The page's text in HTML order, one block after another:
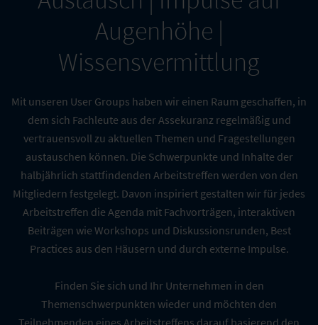
Augenhöhe |
Wissensvermittlung
Mit unseren User Groups haben wir einen Raum geschaffen, in
dem sich Fachleute aus der Assekuranz regelmäßig und
vertrauensvoll zu aktuellen Themen und Fragestellungen
austauschen können. Die Schwerpunkte und Inhalte der
halbjährlich stattfindenden Arbeitstreffen werden von den
Mitgliedern festgelegt. Davon inspiriert gestalten wir für jedes
Arbeitstreffen die Agenda mit Fachvorträgen, interaktiven
Beiträgen wie Workshops und Diskussionsrunden, Best
Practices aus den Häusern und durch externe Impulse.
Finden Sie sich und Ihr Unternehmen in den
Themenschwerpunkten wieder und möchten den
Teilnehmenden eines Arbeitstreffens darauf basierend den